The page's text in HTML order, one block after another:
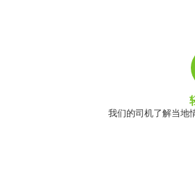
我们的司机了解当地